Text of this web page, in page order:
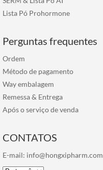
Lista Pó Prohormone
Perguntas frequentes
Ordem
Método de pagamento
Way embalagem
Remessa & Entrega
Após o serviço de venda
CONTATOS
E-mail: info@hongxipharm.com